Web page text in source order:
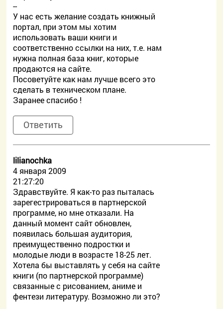
--
У нас есть желание создать книжный
портал, при этом мы хотим
использовать ваши книги и
соответственно ссылки на них, т.е. нам
нужна полная база книг, которые
продаются на сайте.
Посоветуйте как нам лучше всего это
сделать в техническом плане.
Заранее спасибо !
Ответить
lilianochka
4 января 2009
21:27:20
Здравствуйте. Я как-то раз пыталась
зарегестрироваться в партнерской
программе, но мне отказали. На
данный момент сайт обновлен,
появилась большая аудитория,
преимущественно подростки и
молодые люди в возрасте 18-25 лет.
Хотела бы выставлять у себя на сайте
книги (по партнерской программе)
связанные с рисованием, аниме и
фентези литературу. Возможно ли это?